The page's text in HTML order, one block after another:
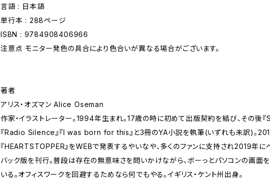
言語 : 日本語
単行本 : 288ページ
ISBN : 9784908406966
注意点 モニター発色の具合により色合いが異なる場合がございます。
著者
アリス・オズマン Alice Oseman
作家・イラストレーター。1994年生まれ。17歳の時に初めて出版契約を結び、その後
『Radio Silence』『I was born for this』と3冊のYA小説を執筆(いずれも未訳)。
『HEARTSTOPPER』をWEBで発表するやいなや、多くのファンに支持され2019年に
バック版を刊行。普段は存在の無意味さを問いかけながら、ボーっとパソコンの画面
いる。オフィスワークを回避するためなら何でもやる。イギリス・ケント州出身。